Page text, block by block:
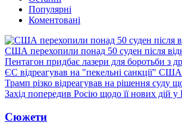
Популярні
Коментовані
США перехопили понад 50 суден після
Пентагон придбає лазери для боротьби з
ЄС відреагував на "пекельні санкції" США
Трамп різко відреагував на рішення суду
Захід попередив Росію щодо її нових дій у
Сюжети